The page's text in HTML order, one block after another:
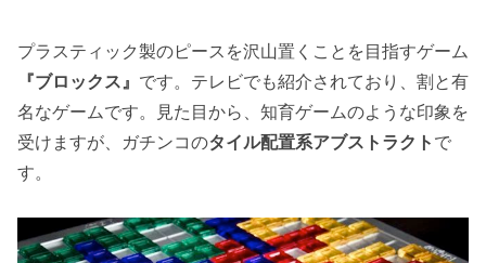
プラスティック製のピースを沢山置くことを目指すゲーム
『ブロックス』 です。テレビでも紹介されており、割と有
名なゲームです。見た目から、知育ゲームのような印象を
受けますが、ガチンコのタイル配置系アブストラクト で
す。